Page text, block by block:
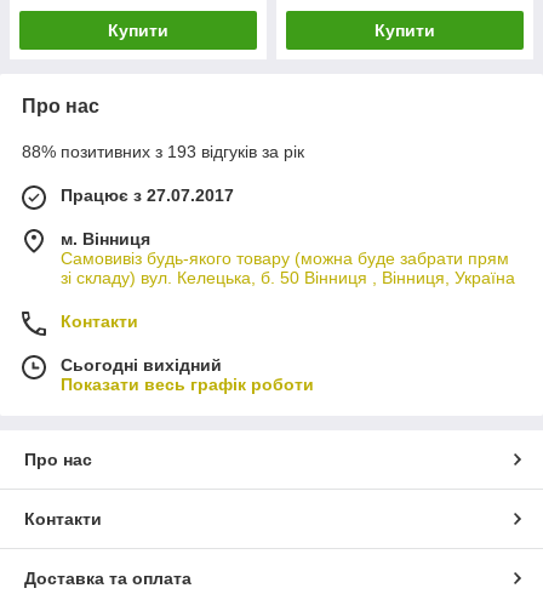
Купити Купити
Про нас
88% позитивних з 193 відгуків за рік
Працює з 27.07.2017
м. Вінниця
Самовивіз будь-якого товару (можна буде забрати прям
зі складу) вул. Келецька, б. 50 Вінниця , Вінниця, Україна
Контакти
Сьогодні вихідний
Показати весь графік роботи
Про нас
Контакти
Доставка та оплата